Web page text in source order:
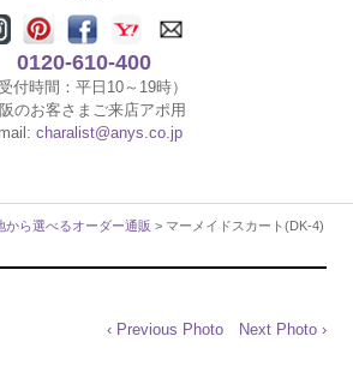
0120-610-400
受付時間：平日10～19時）
のお客さまご来店アポ用
charalist@anys.co.jp
から選べるオーダー通販 > マーメイドスカート(DK-4)
‹ Previous Photo Next Photo ›